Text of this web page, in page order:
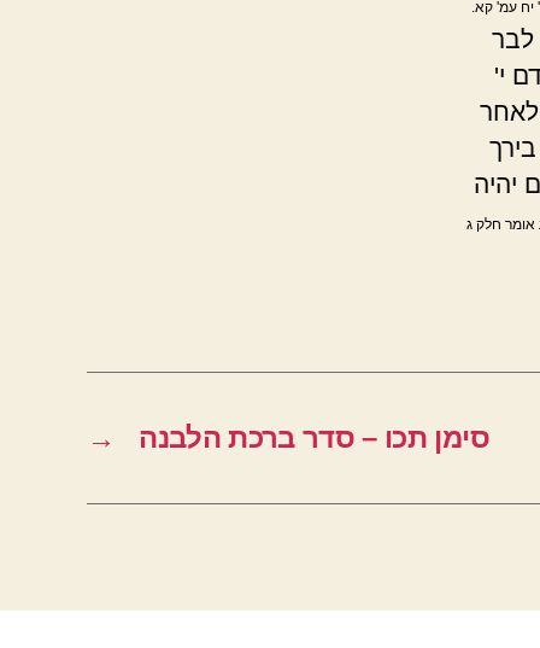
יח עמ' קא.
לבר
י'
לאחר
יהיה
אומר חלק ג
→ סימן תכו – סדר ברכת הלבנה